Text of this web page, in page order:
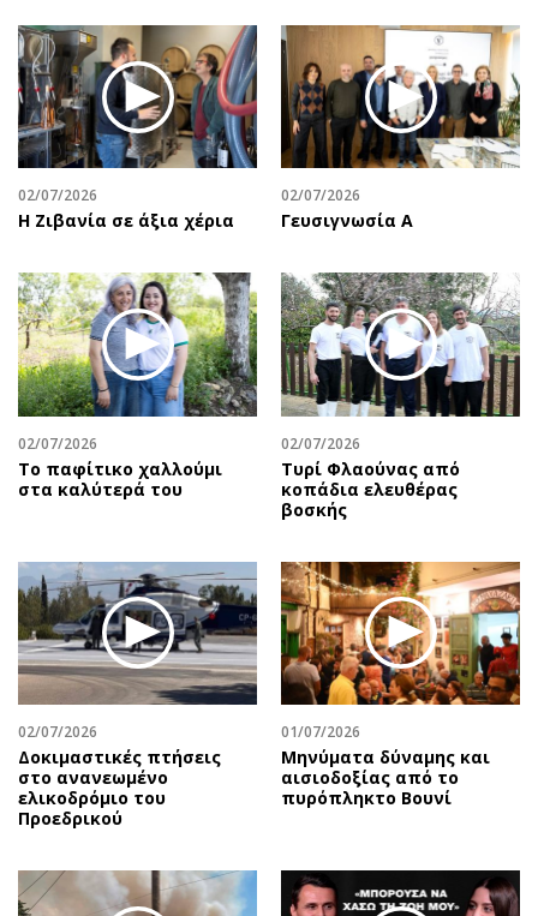
02/07/2026
Η Ζιβανία σε άξια χέρια
02/07/2026
Γευσιγνωσία Α
02/07/2026
Το παφίτικο χαλλούμι
στα καλύτερά του
02/07/2026
Τυρί Φλαούνας από
κοπάδια ελευθέρας
βοσκής
02/07/2026
Δοκιμαστικές πτήσεις
στο ανανεωμένο
ελικοδρόμιο του
Προεδρικού
01/07/2026
Μηνύματα δύναμης και
αισιοδοξίας από το
πυρόπληκτο Βουνί